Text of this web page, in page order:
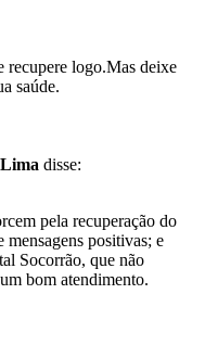
recupere logo.Mas deixe
saúde.
disse:
pela recuperação do
positivas; e
Socorrão, que não
bom atendimento.